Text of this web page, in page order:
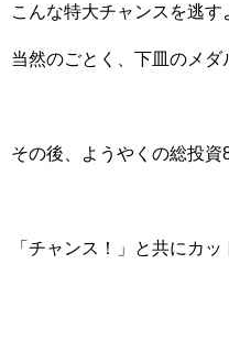
こんな特大チャンスを逃す
当然のごとく、下皿のメダ
その後、ようやくの総投資
「チャンス！」と共にカッ